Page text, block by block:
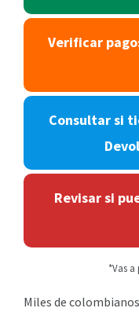
Verificar
Consultar si
Revisar si
*Vas a
Miles de